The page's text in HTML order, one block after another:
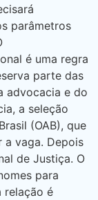
parâmetros
é uma regra
parte das
advocacia e do
a seleção
(OAB), que
a vaga. Depois
de Justiça. O
para
relação é